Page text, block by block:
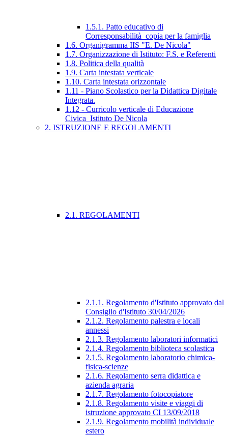
1.5.1. Patto educativo di
Corresponsabilità_copia per la famiglia
1.6. Organigramma IIS "E. De Nicola"
1.7. Organizzazione di Istituto: F.S. e Referenti
1.8. Politica della qualità
1.9. Carta intestata verticale
1.10. Carta intestata orizzontale
1.11 - Piano Scolastico per la Didattica Digitale
Integrata.
1.12 - Curricolo verticale di Educazione
Civica_Istituto De Nicola
2. ISTRUZIONE E REGOLAMENTI
2.1. REGOLAMENTI
2.1.1. Regolamento d'Istituto approvato dal
Consiglio d'Istituto 30/04/2026
2.1.2. Regolamento palestra e locali
annessi
2.1.3. Regolamento laboratori informatici
2.1.4. Regolamento biblioteca scolastica
2.1.5. Regolamento laboratorio chimica-
fisica-scienze
2.1.6. Regolamento serra didattica e
azienda agraria
2.1.7. Regolamento fotocopiatore
2.1.8. Regolamento visite e viaggi di
istruzione approvato CI 13/09/2018
2.1.9. Regolamento mobilità individuale
estero